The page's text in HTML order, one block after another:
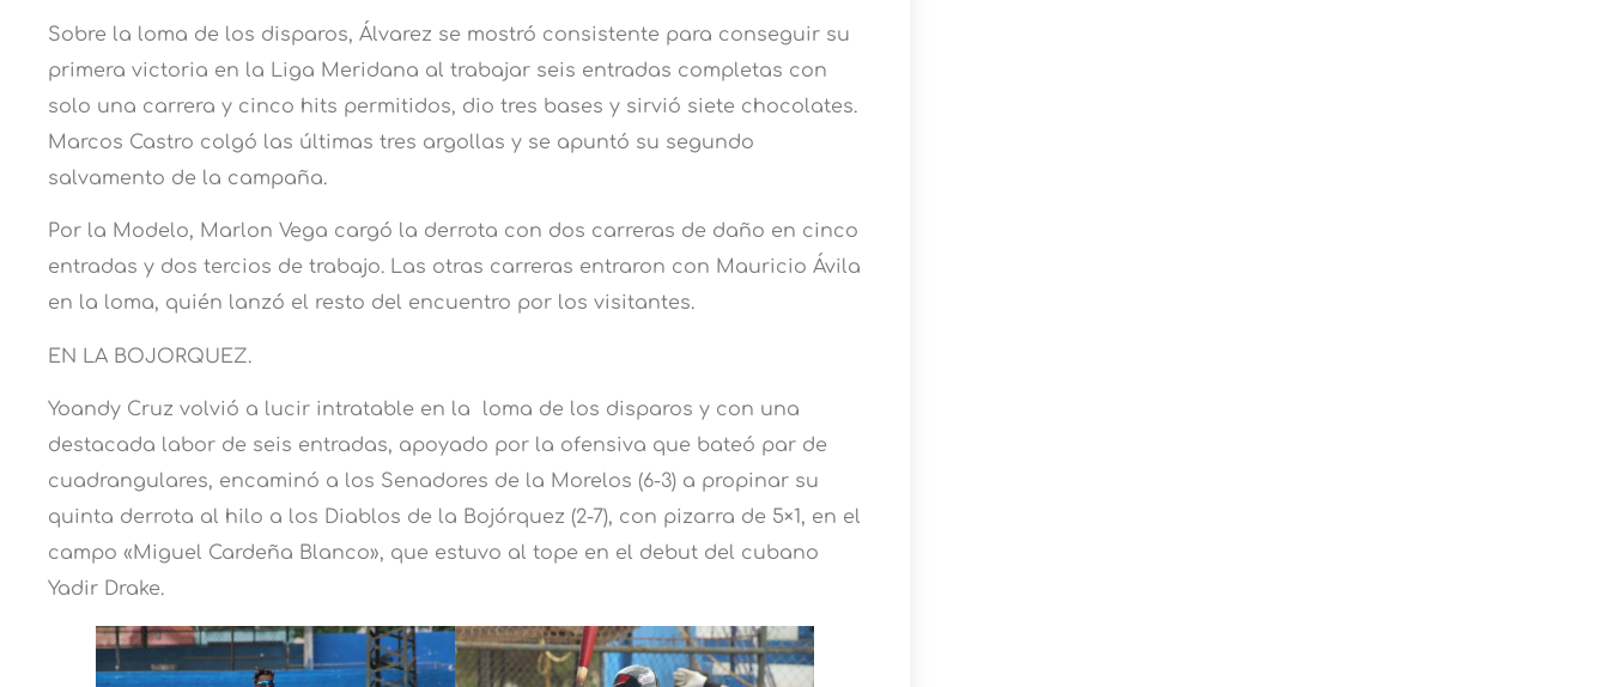
Sobre la loma de los disparos, Álvarez se mostró consistente para conseguir su
primera victoria en la Liga Meridana al trabajar seis entradas completas con
solo una carrera y cinco hits permitidos, dio tres bases y sirvió siete chocolates.
Marcos Castro colgó las últimas tres argollas y se apuntó su segundo
salvamento de la campaña.
Por la Modelo, Marlon Vega cargó la derrota con dos carreras de daño en cinco
entradas y dos tercios de trabajo. Las otras carreras entraron con Mauricio Ávila
en la loma, quién lanzó el resto del encuentro por los visitantes.
EN LA BOJORQUEZ.
Yoandy Cruz volvió a lucir intratable en la loma de los disparos y con una
destacada labor de seis entradas, apoyado por la ofensiva que bateó par de
cuadrangulares, encaminó a los Senadores de la Morelos (6-3) a propinar su
quinta derrota al hilo a los Diablos de la Bojórquez (2-7), con pizarra de 5×1, en el
campo «Miguel Cardeña Blanco», que estuvo al tope en el debut del cubano
Yadir Drake.